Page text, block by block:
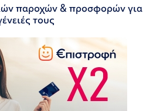
παροχών & προσφορών για
τους